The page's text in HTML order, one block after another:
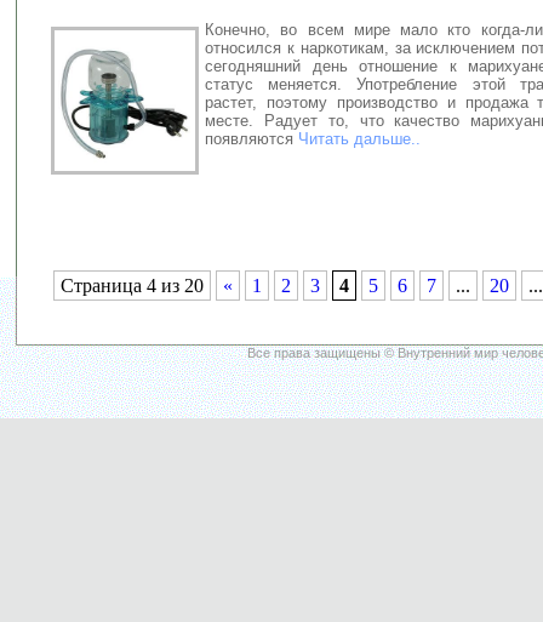
Конечно, во всем мире мало кто когда-
относился к наркотикам, за исключением
сегодняшний день отношение к
статус меняется. Употребление этой
растет, поэтому производство и продажа
месте. Радует то, что качество
появляются Читать дальше..
Страница 4 из 20 « 1 2 3 4 5 6 7 ... 20 ...
Все права защищены © Внутренний мир